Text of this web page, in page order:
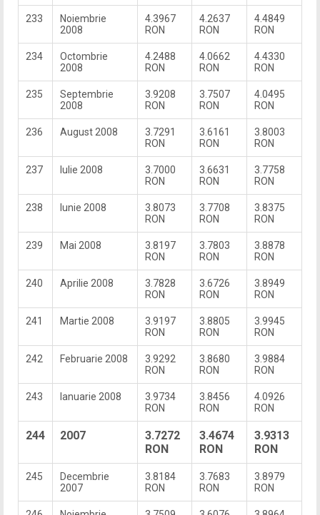
233
Noiembrie
2008
4.3967
RON
4.2637
RON
4.4849
RON
234
Octombrie
2008
4.2488
RON
4.0662
RON
4.4330
RON
235
Septembrie
2008
3.9208
RON
3.7507
RON
4.0495
RON
236 August 2008
3.7291
RON
3.6161
RON
3.8003
RON
237 Iulie 2008
3.7000
RON
3.6631
RON
3.7758
RON
238 Iunie 2008
3.8073
RON
3.7708
RON
3.8375
RON
239 Mai 2008
3.8197
RON
3.7803
RON
3.8878
RON
240 Aprilie 2008
3.7828
RON
3.6726
RON
3.8949
RON
241 Martie 2008
3.9197
RON
3.8805
RON
3.9945
RON
242 Februarie 2008
3.9292
RON
3.8680
RON
3.9884
RON
243 Ianuarie 2008
3.9734
RON
3.8456
RON
4.0926
RON
244 2007
3.7272
RON
3.4674
RON
3.9313
RON
245
Decembrie
2007
3.8184
RON
3.7683
RON
3.8979
RON